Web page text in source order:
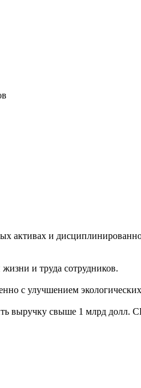
активах и
и труда сотрудников.
с улучшением экологических
выручку свыше 1 млрд долл.